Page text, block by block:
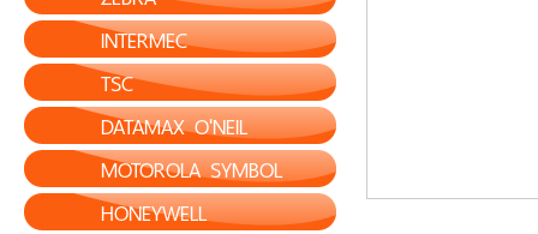
INTERMEC
TSC
DATAMAX O'NEIL
MOTOROLA SYMBOL
HONEYWELL